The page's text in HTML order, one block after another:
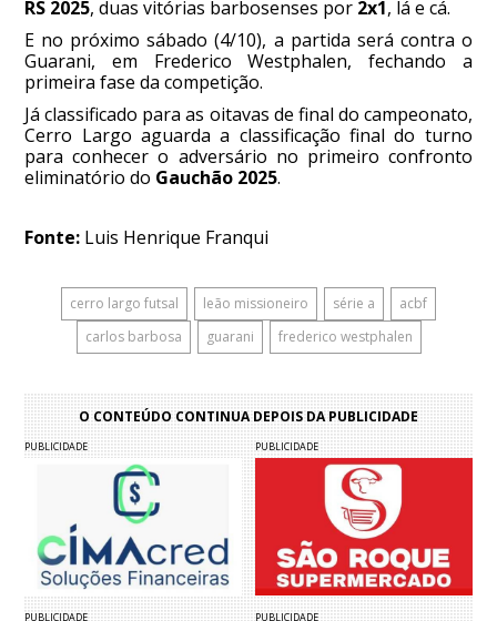
RS 2025, duas vitórias barbosenses por 2x1, lá e cá.
E no próximo sábado (4/10), a partida será contra o
Guarani, em Frederico Westphalen, fechando a
primeira fase da competição.
Já classificado para as oitavas de final do campeonato,
Cerro Largo aguarda a classificação final do turno
para conhecer o adversário no primeiro confronto
eliminatório do Gauchão 2025.
Fonte: Luis Henrique Franqui
cerro largo futsal leão missioneiro série a
acbf
carlos barbosa
guarani frederico westphalen
O CONTEÚDO CONTINUA DEPOIS DA PUBLICIDADE
PUBLICIDADE PUBLICIDADE
PUBLICIDADE PUBLICIDADE